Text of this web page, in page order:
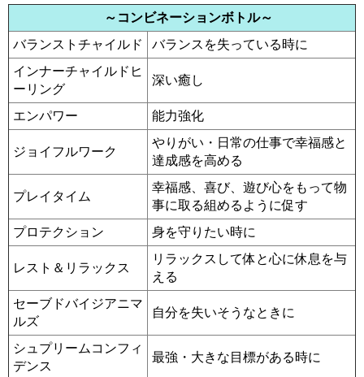
～コンビネーションボトル～
バランストチャイルド
バランスを失っている時に
インナーチャイルドヒ
ーリング
深い癒し
エンパワー 能力強化
ジョイフルワーク
やりがい・日常の仕事で幸福感と
達成感を高める
プレイタイム
幸福感、喜び、遊び心をもって物
事に取る組めるように促す
プロテクション
身を守りたい時に
レスト＆リラックス
リラックスして体と心に休息を与
える
セーブドバイジアニマ
ルズ
自分を失いそうなときに
シュプリームコンフィ
デンス
最強・大きな目標がある時に